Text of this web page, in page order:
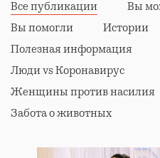
Все публикации
Вы
Вы помогли
Истории
Полезная информация
Люди vs Коронавирус
Женщины против насилия
Забота о животных